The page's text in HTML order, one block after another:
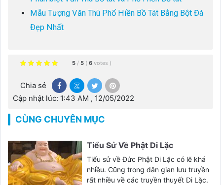
Mẫu Tượng Văn Thù Phổ Hiền Bồ Tát Bằng Bột Đá
Đẹp Nhất
5 / 5 ( 6 votes )
Chia sẻ
Cập nhật lúc: 1:43 AM , 12/05/2022
CÙNG CHUYÊN MỤC
Tiểu Sử Về Phật Di Lặc
Tiểu sử về Đức Phật Di Lặc có lẽ khá
nhiều. Cũng trong dân gian lưu truyền
rất nhiều về các truyền thuyết Di Lặc.